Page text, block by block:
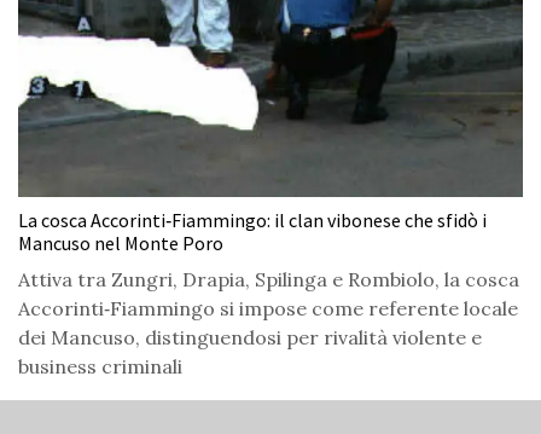
La cosca Accorinti‑Fiammingo: il clan vibonese che sfidò i
Mancuso nel Monte Poro
Attiva tra Zungri, Drapia, Spilinga e Rombiolo, la cosca
Accorinti‑Fiammingo si impose come referente locale
dei Mancuso, distinguendosi per rivalità violente e
business criminali